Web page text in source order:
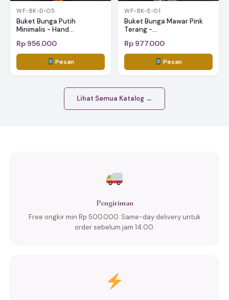
WF-BK-D-05
Buket Bunga Putih
Minimalis - Hand...
Rp 956.000
Pesan
WF-BK-E-01
Buket Bunga Mawar Pink
Terang -...
Rp 977.000
Pesan
Lihat Semua Katalog →
Pengiriman
Free ongkir min Rp 500.000. Same-day delivery untuk
order sebelum jam 14:00.